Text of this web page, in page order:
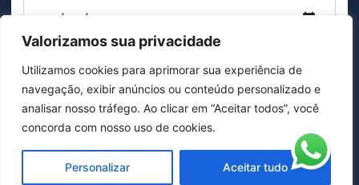
Valorizamos sua privacidade
Utilizamos cookies para aprimorar sua experiência de
navegação, exibir anúncios ou conteúdo personalizado e
analisar nosso tráfego. Ao clicar em “Aceitar todos”, você
concorda com nosso uso de cookies.
Personalizar Aceitar tudo